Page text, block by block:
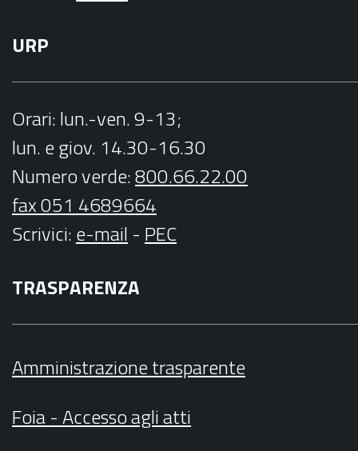
URP
Orari: lun.-ven. 9-13;
lun. e giov. 14.30-16.30
Numero verde:800.66.22.00
fax 051 4689664
Scrivici:e-mail - PEC
TRASPARENZA
Amministrazione trasparente
Foia - Accesso agli atti